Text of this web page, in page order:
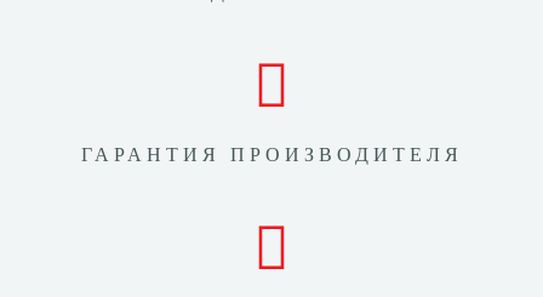
ГАРАНТИЯ ПРОИЗВОДИТЕЛЯ